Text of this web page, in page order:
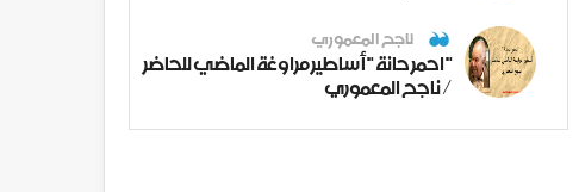
ناجح المعموري
" احمر حانة " أساطير مراوغة الماضي للحاضر
/ ناجح المعموري